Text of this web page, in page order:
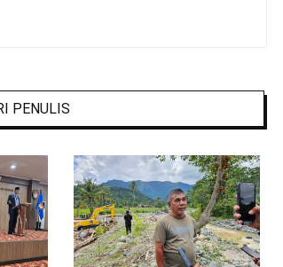
PENULIS